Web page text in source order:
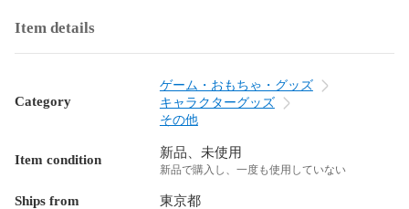
Item details
Category
ゲーム・おもちゃ・グッズ
キャラクターグッズ
その他
Item condition 新品、未使用
新品で購入し、一度も使用していない
Ships from 東京都